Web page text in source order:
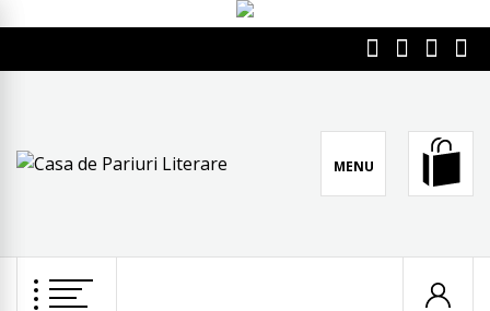
content
Facebook
YouTube
CASA DE PARIURI
MENU